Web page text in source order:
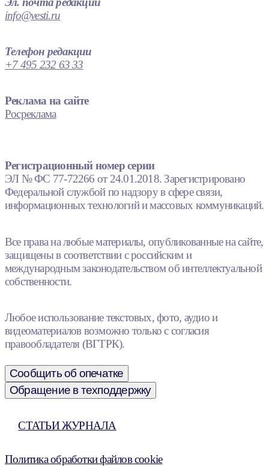
info@vesti.ru
Телефон редакции
+7 495 232 63 33
Реклама на сайте
Росреклама
Регистрационный номер серии
ЭЛ № ФС 77-72266 от 24.01.2018. Зарегистрировано
Федеральной службой по надзору в сфере связи,
информационных технологий и массовых коммуникаций.
Все права на любые материалы, опубликованные на сайте,
защищены в соответствии с российским и
международным законодательством об интеллектуальной
собственности.
Любое использование текстовых, фото, аудио и
видеоматериалов возможно только с согласия
правообладателя (ВГТРК).
Сообщить об опечатке
Обращение в техподдержку
СТАТЬИ ЖУРНАЛА
Политика обработки файлов cookie